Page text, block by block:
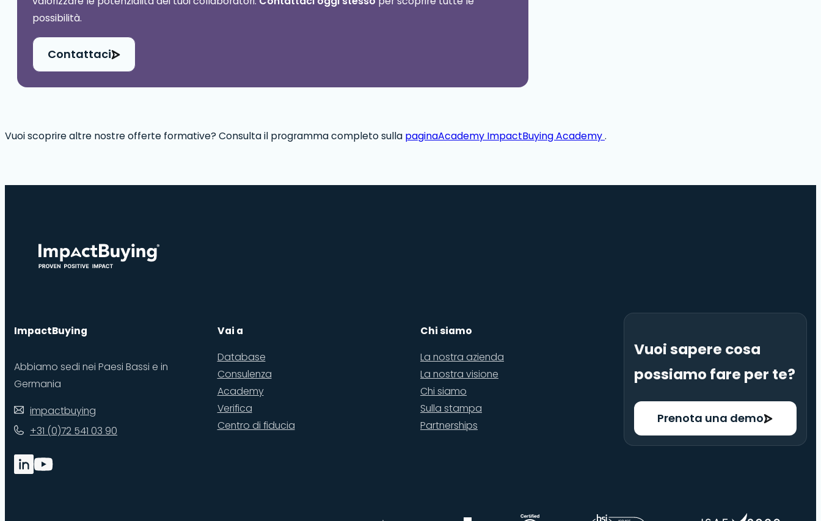
possibilità.
Contattaci
Vuoi scoprire altre nostre offerte formative? Consulta il programma completo sulla paginaAcademy ImpactBuying Academy.
ImpactBuying
Abbiamo sedi nei Paesi Bassi e in
Germania
impactbuying
+31 (0)72 541 03 90
Vai a
Database
Consulenza
Academy
Verifica
Centro di fiducia
Chi siamo
La nostra azienda
La nostra visione
Chi siamo
Sulla stampa
Partnerships
Vuoi sapere cosa
possiamo fare per te?
Prenota una demo